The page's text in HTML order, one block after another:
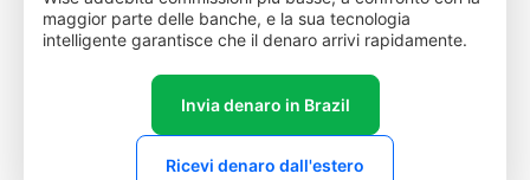
maggior parte delle banche, e la sua tecnologia
intelligente garantisce che il denaro arrivi rapidamente.
Invia denaro in Brazil
Ricevi denaro dall'estero